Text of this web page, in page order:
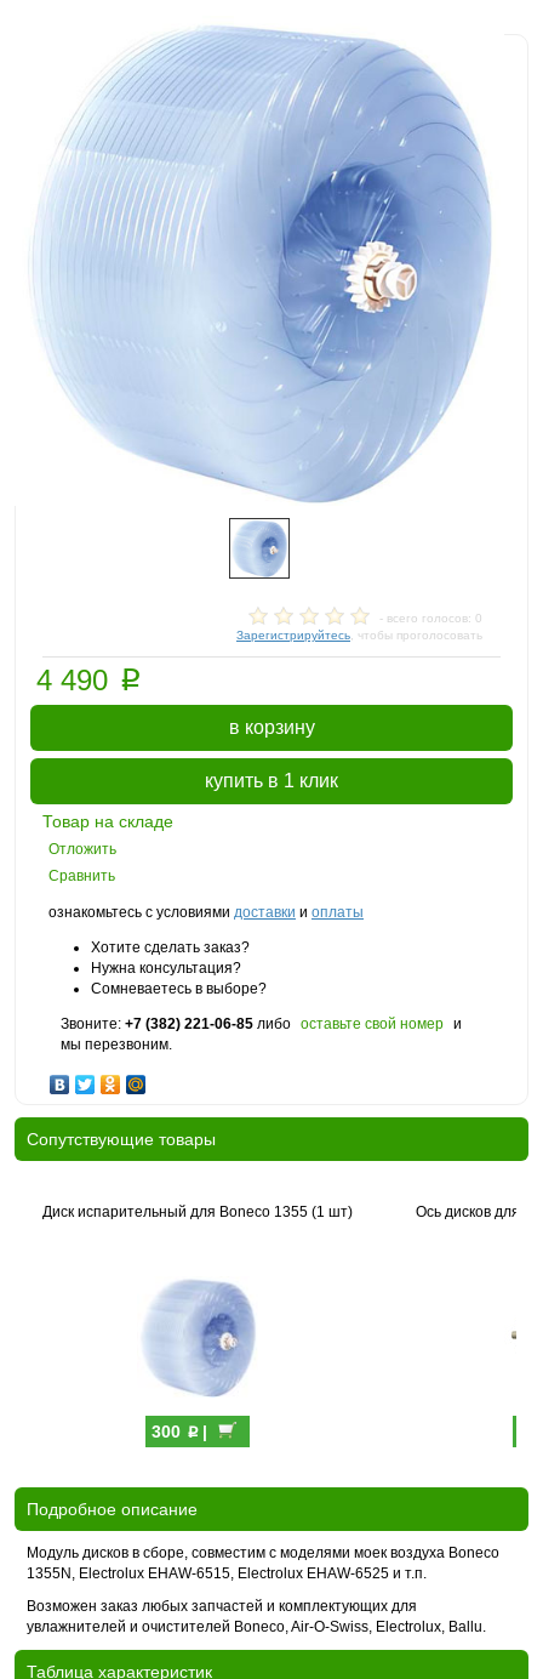
- всего голосов: 0
Зарегистрируйтесь , чтобы проголосовать
4 490 p
в корзину
купить в 1 клик
Товар на складе
Отложить
Сравнить
ознакомьтесь с условиями доставки и оплаты
Хотите сделать заказ?
Нужна консультация?
Сомневаетесь в выборе?
Звоните: +7 (382) 221-06-85 либо оставьте свой номер и
мы перезвоним.
Cопутствующие товары
Диск испарительный для Boneco 1355 (1 шт)
300 p|
Ось дисков для
Подробное описание
Модуль дисков в сборе, совместим с моделями моек воздуха Boneco
1355N, Electrolux EHAW-6515, Electrolux EHAW-6525 и т.п.
Возможен заказ любых запчастей и комплектующих для
увлажнителей и очистителей Boneco, Air-O-Swiss, Electrolux, Ballu.
Таблица характеристик